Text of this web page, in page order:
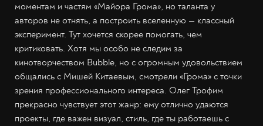
моментам и частям «Майора Грома», но таланта у
авторов не отнять, а построить вселенную — классный
эксперимент. Тут хочется скорее помогать, чем
критиковать. Хотя мы особо не следим за
кинотворчеством Bubble, но с огромным удовольствием
общались с Мишей Китаевым, смотрели «Грома» с точки
зрения профессионального интереса. Олег Трофим
прекрасно чувствует этот жанр: ему отлично удаются
проекты, где важен визуал, стиль, где ты работаешь с